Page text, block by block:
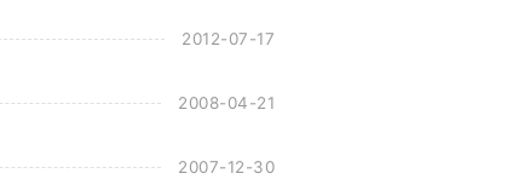
2012-07-17
2008-04-21
2007-12-30